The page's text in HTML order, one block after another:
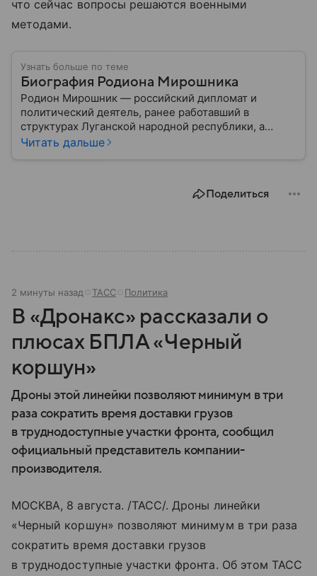
что сейчас вопросы решаются военными
методами.
Узнать больше по теме
Биография Родиона Мирошника
Родион Мирошник — российский дипломат и
политический деятель, ранее работавший в
структурах Луганской народной республики, а
позже занявший пост посла МИД России по
Читать дальше
Поделиться
2 минуты назад ТАСС Политика
В «Дронакс» рассказали о
плюсах БПЛА «Черный
коршун»
Дроны этой линейки позволяют минимум в три
раза сократить время доставки грузов
в труднодоступные участки фронта, сообщил
официальный представитель компании-
производителя.
МОСКВА, 8 августа. /ТАСС/. Дроны линейки
«Черный коршун» позволяют минимум в три раза
сократить время доставки грузов
в труднодоступные участки фронта. Об этом ТАСС